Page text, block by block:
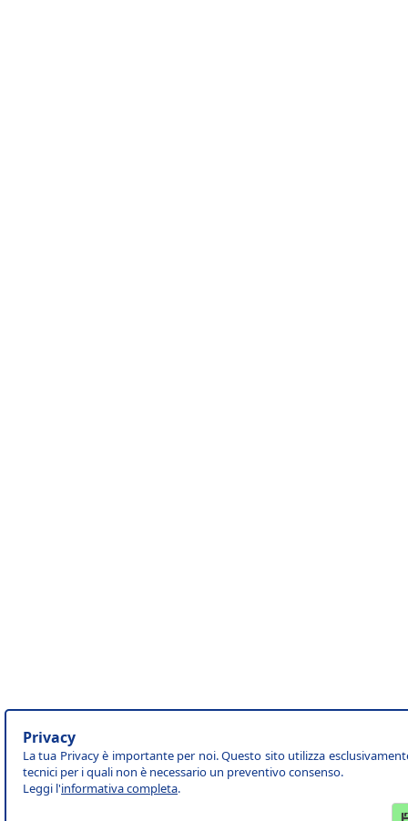
Privacy
La tua Privacy è importante per noi. Questo sito utilizza
tecnici per i quali non è necessario un preventivo consenso.
Leggi l'informativa completa.